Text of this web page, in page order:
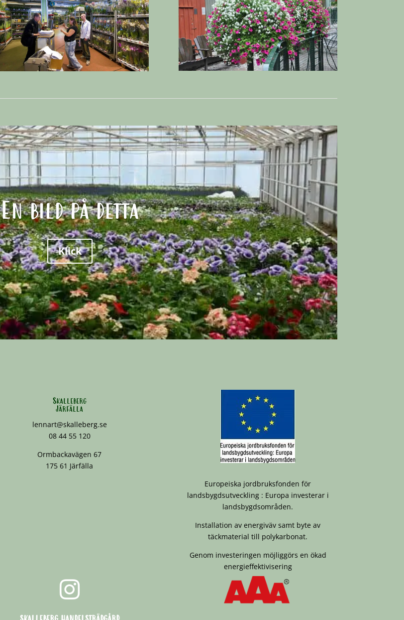
En bild på detta
Klick
Skalleberg
Järfälla
lennart@skalleberg.se
08 44 55 120
Ormbackavägen 67
175 61 Järfälla
Europeiska jordbruksfonden för
landsbygdsutveckling : Europa investerar i
landsbygdsområden.
Installation av energiväv samt byte av
täckmaterial till polykarbonat.
Genom investeringen möjliggörs en ökad
energieffektivisering
